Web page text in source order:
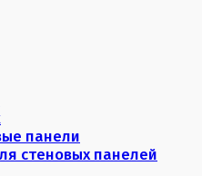
панели
стеновых панелей